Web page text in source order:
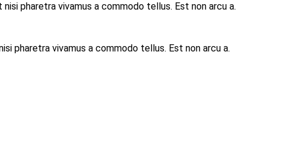
pharetra vivamus a commodo tellus. Est non arcu a.
pharetra vivamus a commodo tellus. Est non arcu a.